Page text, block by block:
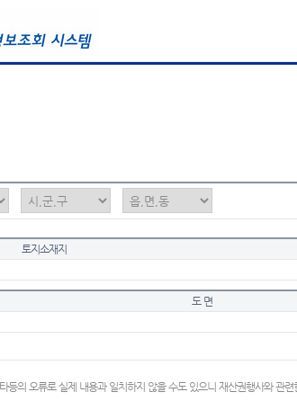
토지소재지
도 면
등의 오류로 실제 내용과 일치하지 않을 수도 있으니 재산권행사와 관